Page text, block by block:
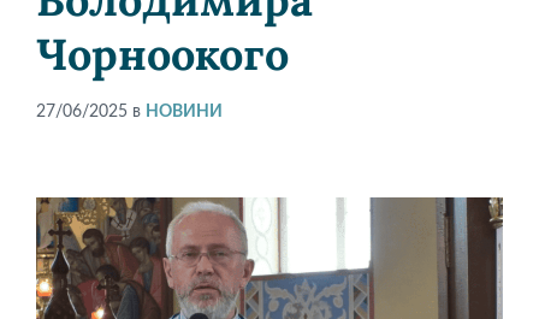
Чорноокого
27/06/2025 в НОВИНИ